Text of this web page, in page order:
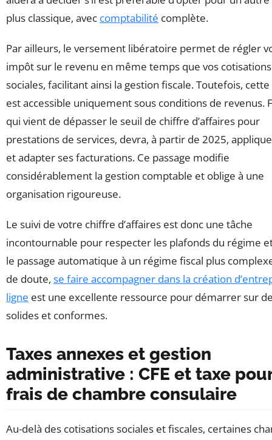
plus classique, avec comptabilité complète.
Par ailleurs, le versement libératoire permet de régler
impôt sur le revenu en même temps que vos cotisations
sociales, facilitant ainsi la gestion fiscale. Toutefois,
est accessible uniquement sous conditions de revenus.
qui vient de dépasser le seuil de chiffre d’affaires pour
prestations de services, devra, à partir de 2025,
et adapter ses facturations. Ce passage modifie
considérablement la gestion comptable et oblige à une
organisation rigoureuse.
Le suivi de votre chiffre d’affaires est donc une tâche
incontournable pour respecter les plafonds du régime
le passage automatique à un régime fiscal plus
de doute, se faire accompagner dans la création
ligne est une excellente ressource pour démarrer sur
solides et conformes.
Taxes annexes et gestion
administrative : CFE et taxe
frais de chambre consulaire
Au-delà des cotisations sociales et fiscales, certaines